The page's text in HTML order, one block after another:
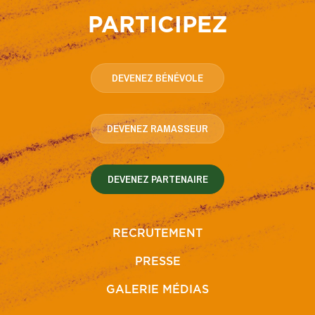
PARTICIPEZ
DEVENEZ BÉNÉVOLE
DEVENEZ RAMASSEUR
DEVENEZ PARTENAIRE
RECRUTEMENT
PRESSE
GALERIE MÉDIAS